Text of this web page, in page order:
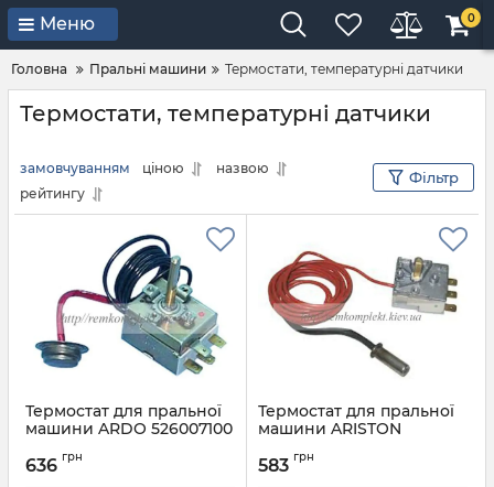
Меню 0
Головна Пральні машини Термостати, температурні датчики
Термостати, температурні датчики
замовчуванням ціною
назвою
рейтингу
Фільтр
Термостат для пральної
машини ARDO 526007100
636 грн
Термостат для пральної
машини ARISTON
Артикул:
583 грн